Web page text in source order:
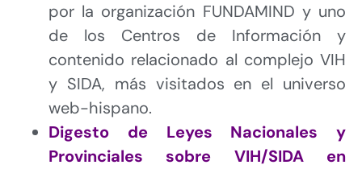
por la organización FUNDAMIND y uno
de los Centros de Información y
contenido relacionado al complejo VIH
y SIDA, más visitados en el universo
web-hispano.
Digesto de Leyes Nacionales y
Provinciales sobre VIH/SIDA en